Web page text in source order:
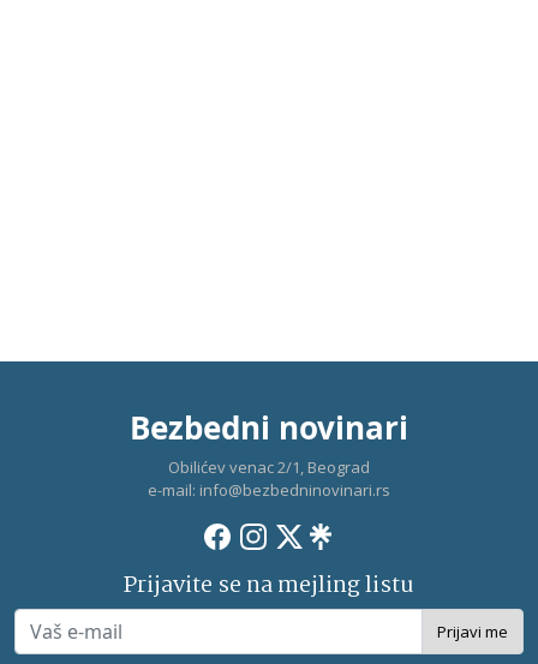
Bezbedni novinari
Obilićev venac 2/1, Beograd
e-mail: info@bezbedninovinari.rs
Prijavite se na mejling listu
Prijavi me